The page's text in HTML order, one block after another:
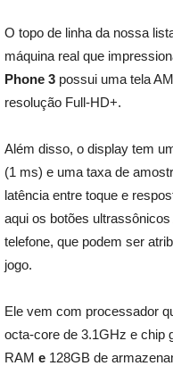
O topo de linha da nossa
máquina real que
Phone 3 possui uma tela
resolução Full-HD+.
Além disso, o display tem
(1 ms) e uma taxa de
latência entre toque e
aqui os botões
telefone, que podem ser
jogo.
Ele vem com processador
octa-core de 3.1GHz e chip
RAM e 128GB de